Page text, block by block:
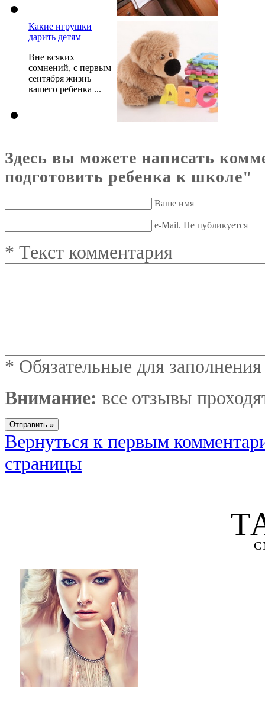
Какие игрушки
дарить детям
Вне всяких
сомнений, с первым
сентября жизнь
вашего ребенка ...
Здесь вы можете написать
подготовить ребенка к школе"
Ваше имя
e-Mail. Не публикуется
* Текст комментария
* Обязательные для
Внимание: все отзывы
Вернуться к первым
страницы